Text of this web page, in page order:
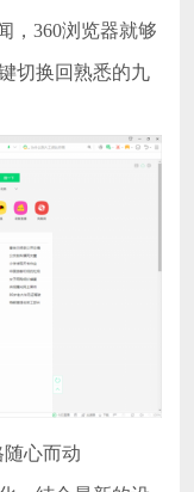
，360浏览器就够
切换回熟悉的九
心而动